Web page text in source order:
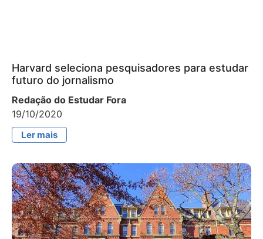
Harvard seleciona pesquisadores para estudar
futuro do jornalismo
Redação do Estudar Fora
19/10/2020
Ler mais